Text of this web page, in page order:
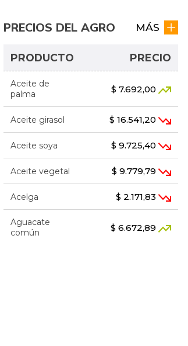
PRECIOS DEL AGRO MÁS
PRODUCTO PRECIO
Aceite de
palma
$ 7.692,00
Aceite girasol $ 16.541,20
Aceite soya $ 9.725,40
Aceite vegetal $ 9.779,79
Acelga $ 2.171,83
Aguacate
común
$ 6.672,89